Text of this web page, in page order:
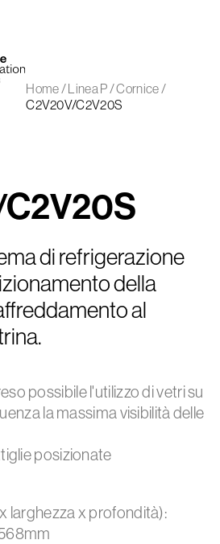
Home/Linea P/Cornice/
C2V20V/C2V20S
di refrigerazione
della
al
possibile l'utilizzo di vetri su
la massima visibilità delle
posizionate
larghezza x profondità):